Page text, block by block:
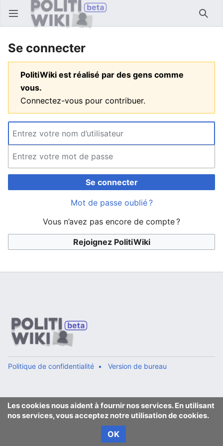
Ouvrir le menu principal
Se connecter
PolitiWiki est réalisé par des gens comme
vous.
Connectez-vous pour contribuer.
Se connecter
Mot de passe oublié ?
Vous n’avez pas encore de compte ?
Rejoignez PolitiWiki
Les cookies nous aident à fournir nos services. En utilisant
nos services, vous acceptez notre utilisation de cookies.
OK
Politique de confidentialité Version de bureau